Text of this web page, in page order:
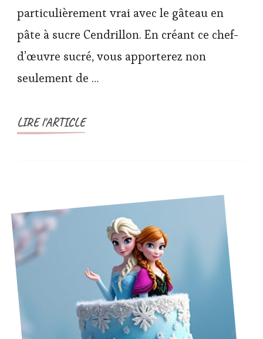
particulièrement vrai avec le gâteau en
pâte à sucre Cendrillon. En créant ce chef-
d’œuvre sucré, vous apporterez non
seulement de …
LIRE l'ARTICLE